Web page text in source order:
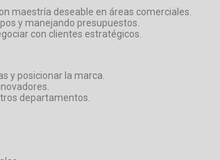
maestría deseable en áreas comerciales.
y manejando presupuestos.
con clientes estratégicos.
y posicionar la marca.
departamentos.